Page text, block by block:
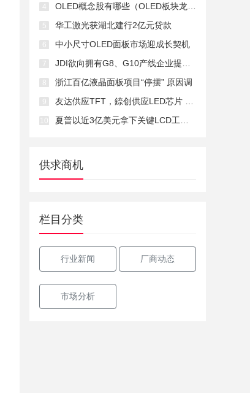
4 OLED概念股有哪些（OLED板块龙头股一览
5 华工激光获湖北建行2亿元贷款
6 中小尺寸OLED面板市场迎成长契机
7 JDI欲向拥有G8、G10产线企业提供eLEAP
8 浙江百亿液晶面板项目“停摆” 原因调
9 友达供应TFT，錼创供应LED芯片 三星今
10 夏普以近3亿美元拿下关键LCD工厂SDP所
供求商机
栏目分类
行业新闻 厂商动态
市场分析